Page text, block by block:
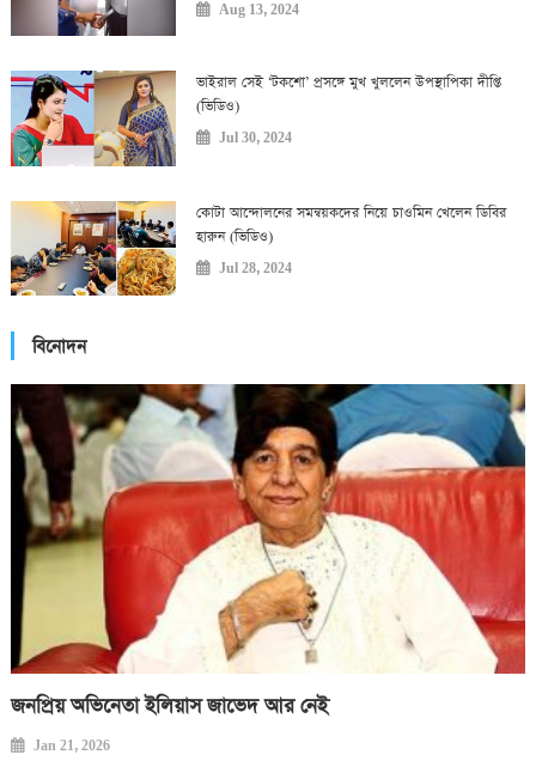
Aug 13, 2024
ভাইরাল সেই ‘টকশো’ প্রসঙ্গে মুখ খুললেন উপস্থাপিকা দীপ্তি
(ভিডিও)
Jul 30, 2024
কোটা আন্দোলনের সমন্বয়কদের নিয়ে চাওমিন খেলেন ডিবির
হারুন (ভিডিও)
Jul 28, 2024
বিনোদন
জনপ্রিয় অভিনেতা ইলিয়াস জাভেদ আর নেই
Jan 21, 2026